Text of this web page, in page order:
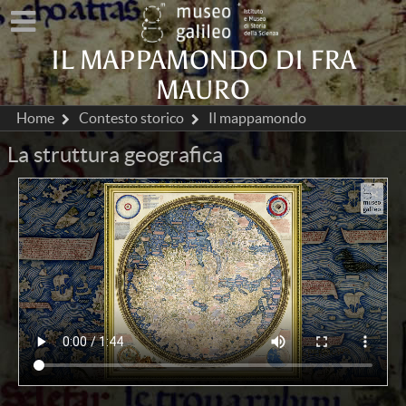
IL MAPPAMONDO DI FRA
MAURO
Home Contesto storico Il mappamondo
La struttura geografica